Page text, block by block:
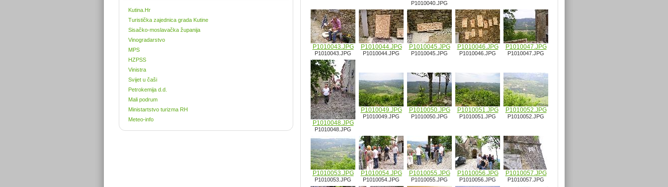
Kutina.Hr
Turistička zajednica grada Kutine
Sisačko-moslavačka županija
Vinogradarstvo
MPS
HZPSS
Vinistra
Svijet u čaši
Petrokemija d.d.
Mali podrum
Ministartstvo turizma RH
Meteo-info
P1010040.JPG
P1010043.JPG
P1010043.JPG
P1010044.JPG
P1010044.JPG
P1010045.JPG
P1010045.JPG
P1010046.JPG
P1010046.JPG
P1010047.JPG
P1010047.JPG
P1010048.JPG
P1010048.JPG
P1010049.JPG
P1010049.JPG
P1010050.JPG
P1010050.JPG
P1010051.JPG
P1010051.JPG
P1010052.JPG
P1010052.JPG
P1010053.JPG
P1010053.JPG
P1010054.JPG
P1010054.JPG
P1010055.JPG
P1010055.JPG
P1010056.JPG
P1010056.JPG
P1010057.JPG
P1010057.JPG